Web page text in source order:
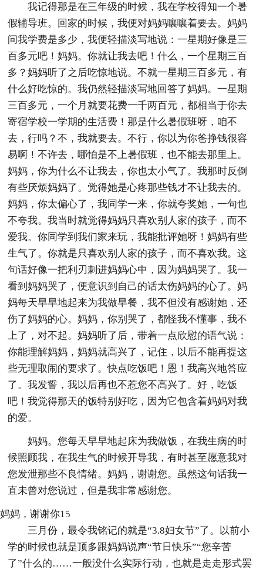
我记得那是在三年级的时候，我在学校得知一个暑
假辅导班。回家的时候，我便对妈妈嚷嚷着要去。妈妈
问我学费是多少，我便轻描淡写地说：一星期好像是三
百多元吧！妈妈。你就让我去吧！什么，一个星期三百
多？妈妈听了之后吃惊地说。不就一星期三百多元，有
什么好吃惊的。我仍然轻描淡写地回答了妈妈。一星期
三百多元，一个月就要花费一千两百元，都相当于你去
寄宿学校一学期的生活费！那是什么暑假班呀，咱不
去，行吗？不，我就要去。不行，你以为你爸挣钱很容
易啊！不许去，哪怕是不上暑假班，也不能去那里上。
妈妈，你为什么不让我去，你也太小气了。我那时反倒
有些厌烦妈妈了。觉得她是心疼那些钱才不让我去的。
妈妈，你太偏心了，我同学一来，你就夸奖她，一句也
不夸我。我当时就觉得妈妈只喜欢别人家的孩子，而不
爱我。你同学到我们家来玩，我能批评她呀！妈妈有些
生气了。你就是只喜欢别人家的孩子，而不喜欢我。这
句话好像一把利刃刺进妈妈心中，因为妈妈哭了。我一
看到妈妈哭了，便意识到自己的话太伤妈妈的心了。妈
妈每天早早地起来为我做早餐，我不但没有感谢她，还
伤了妈妈的心。妈妈，你别哭了，都怪我不懂事，我不
上了，对不起。妈妈听了后，带着一点欣慰的语气说：
你能理解妈妈，妈妈就高兴了，记住，以后不能再提这
些无理取闹的要求了。快点吃饭吧！恩！我高兴地答应
了。我发誓，我以后再也不惹您不高兴了。好，吃饭
吧！我觉得那天的饭特别好吃，因为它包含着妈妈对我
的爱。
妈妈。您每天早早地起床为我做饭，在我生病的时
候照顾我，在我生气的时候开导我，有时甚至愿意我对
您发泄那些不良情绪。妈妈，谢谢您。虽然这句话我一
直未曾对您说过，但是我非常感谢您。
妈妈，谢谢你15
三月份，最令我铭记的就是“3.8妇女节”了。以前小
学的时候也就是顶多跟妈妈说声“节日快乐”“您辛苦
了”什么的……一般没什么实际行动，也就是走走形式罢